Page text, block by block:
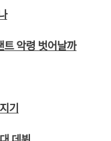
악령 벗어날까
기